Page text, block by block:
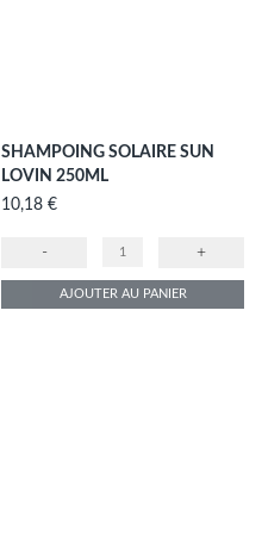
SHAMPOING SOLAIRE SUN
LOVIN 250ML
Prix
10,18 €
- +
AJOUTER AU PANIER